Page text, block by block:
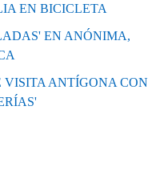
EN BICICLETA
EN ANÓNIMA,
VISITA ANTÍGONA CON